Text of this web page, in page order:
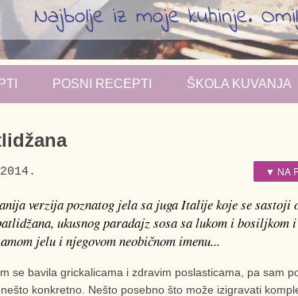
Najbolje iz moje kuhinje.
POSNI RECEPTI ŠKOLA KUVANJA
▼ NA
verzija poznatog jela sa juga Italije koje se sastoji
ukusnog paradajz sosa sa lukom i bosiljkom
jelu i njegovom neobičnom imenu...
se bavila grickalicama i zdravim poslasticama, pa sam
konkretno. Nešto posebno što može izigravati